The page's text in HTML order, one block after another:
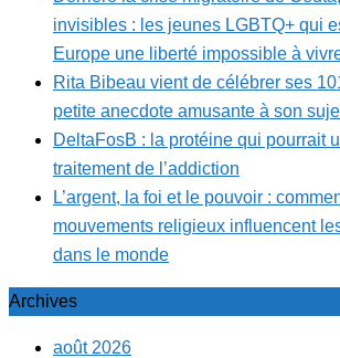
invisibles : les jeunes LGBTQ+ qui
Europe une liberté impossible à
Rita Bibeau vient de célébrer ses
petite anecdote amusante à son
DeltaFosB : la protéine qui pourrait
traitement de l’addiction
L’argent, la foi et le pouvoir :
mouvements religieux influencent
dans le monde
Archives
août 2026